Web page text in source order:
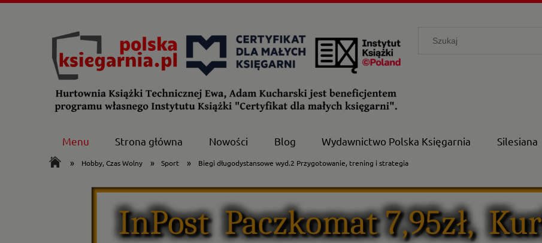
Menu Strona główna Nowości Blog Wydawnictwo Polska Księgarnia Silesiana
» Hobby, Czas Wolny » Sport » Biegi długodystansowe wyd.2 Przygotowanie, trening i strategia